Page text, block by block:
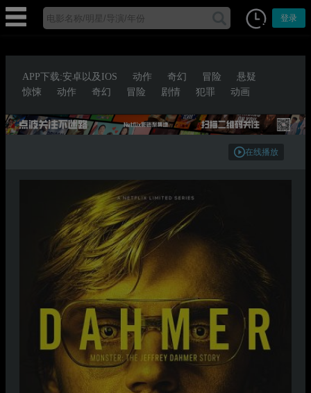
登录
APP下载:安卓以及IOS 动作 奇幻 冒险
悬疑
惊悚
动作 奇幻 冒险 剧情 犯罪 动画
在线播放